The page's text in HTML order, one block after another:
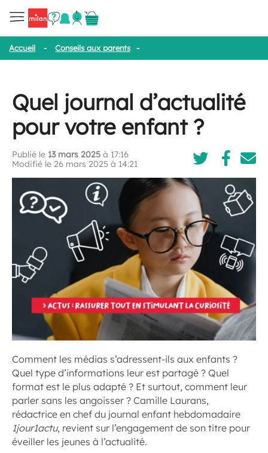
Accueil - Conseils aux parents -
Quel journal d’actualité
pour votre enfant ?
Publié le 13 mars 2025 à 17:16
Modifié le 26 mars 2025 à 14:21
Comment les médias s’adressent-ils aux enfants ?
Quel type d’informations leur est partagé ? Quel
format est le plus adapté ? Et surtout, comment leur
parler sans les angoisser ? Camille Laurans,
rédactrice en chef du journal enfant hebdomadaire
1jour1actu, revient sur l’engagement de son titre pour
éveiller les jeunes à l’actualité.